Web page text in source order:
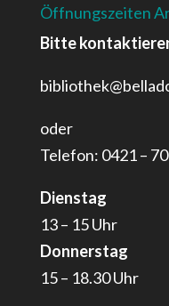
Öffnungszeiten
Bitte
oder
Telefon: 0421 –
Dienstag
13 – 15 Uhr
Donnerstag
15 – 18.30 Uhr